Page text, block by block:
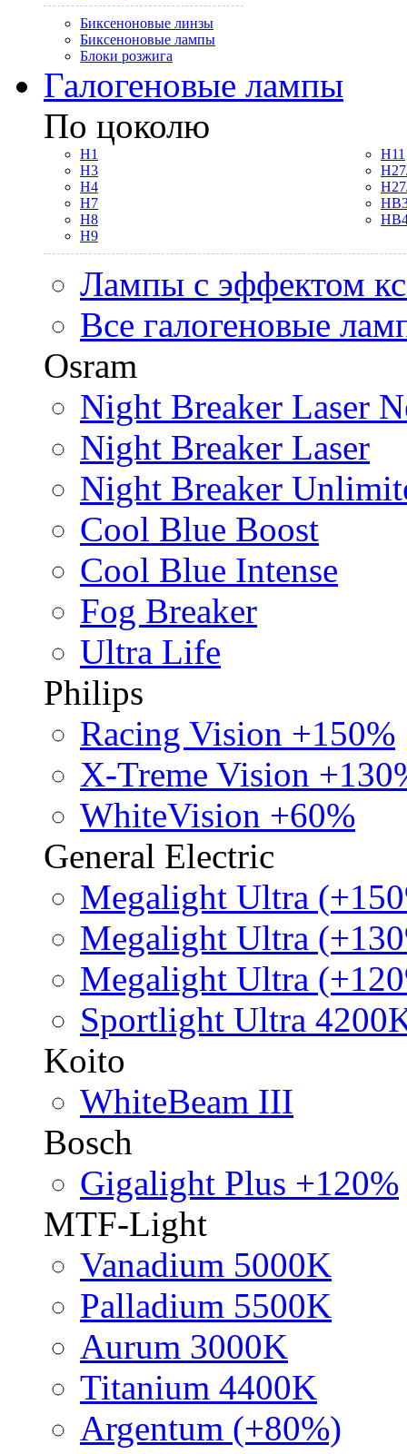
Биксеноновые линзы
Биксеноновые лампы
Блоки розжига
Галогеновые лампы
По цоколю
H1
H3
H4
H7
H8
H9
H11
Лампы с эффектом
Все галогеновые
Osram
Night Breaker Laser
Night Breaker Laser
Night Breaker
Cool Blue Boost
Cool Blue Intense
Fog Breaker
Ultra Life
Philips
Racing Vision +150%
X-Treme Vision
WhiteVision +60%
General Electric
Megalight Ultra
Megalight Ultra
Megalight Ultra
Sportlight Ultra
Koito
WhiteBeam III
Bosch
Gigalight Plus +120%
MTF-Light
Vanadium 5000K
Palladium 5500K
Aurum 3000K
Titanium 4400K
Argentum (+80%)